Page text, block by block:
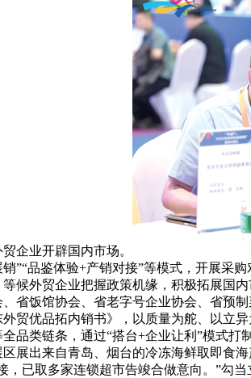
企业开辟国内市场。
”“品鉴体验+产销对接”等模式，开展采
候外贸企业把握政策机缘，积极拓展国
省饭馆协会、省老字号企业协会、省预
贸优品拓内销书》，以质量为舵、以立
品类链条，通过“搭台+企业让利”模式
展出来自青岛、烟台的冷冻海鲜取即食
已取多家连锁超市告竣合做意向。”勾